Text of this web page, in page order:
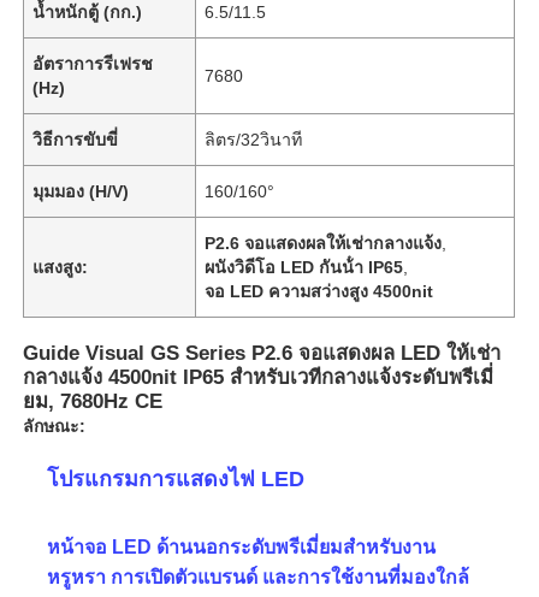
น้ำหนักตู้ (กก.) 6.5/11.5
อัตราการรีเฟรช
(Hz)
7680
วิธีการขับขี่ ลิตร/32วินาที
มุมมอง (H/V) 160/160°
แสงสูง:
P2.6 จอแสดงผลให้เช่ากลางแจ้ง
ผนังวิดีโอ LED กันน้ํา IP65
จอ LED ความสว่างสูง 4500nit
Guide Visual GS Series P2.6 จอแสดงผล LED ให้เช่า
กลางแจ้ง 4500nit IP65 สำหรับเวทีกลางแจ้งระดับพรีเมี่
ยม, 7680Hz CE
ลักษณะ:
โปรแกรมการแสดงไฟ LED
หน้าจอ LED ด้านนอกระดับพรีเมี่ยมสําหรับงาน
หรูหรา การเปิดตัวแบรนด์ และการใช้งานที่มองใกล้